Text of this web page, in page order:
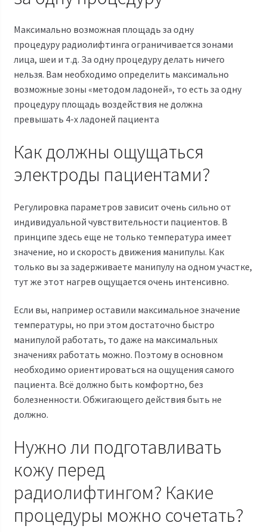
Максимально возможная площадь за одну
процедуру радиолифтинга ограничивается зонами
лица, шеи и т.д. За одну процедуру делать ничего
нельзя. Вам необходимо определить максимально
возможные зоны «методом ладоней», то есть за одну
процедуру площадь воздействия не должна
превышать 4-х ладоней пациента
Как должны ощущаться
электроды пациентами?
Регулировка параметров зависит очень сильно от
индивидуальной чувствительности пациентов. В
принципе здесь еще не только температура имеет
значение, но и скорость движения манипулы. Как
только вы за задерживаете манипулу на одном участке,
тут же этот нагрев ощущается очень интенсивно.
Если вы, например оставили максимальное значение
температуры, но при этом достаточно быстро
манипулой работать, то даже на максимальных
значениях работать можно. Поэтому в основном
необходимо ориентироваться на ощущения самого
пациента. Всё должно быть комфортно, без
болезненности. Обжигающего действия быть не
должно.
Нужно ли подготавливать
кожу перед
радиолифтингом? Какие
процедуры можно сочетать?